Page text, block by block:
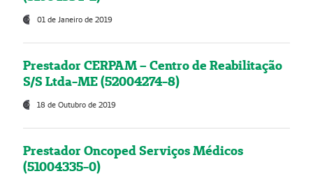
01 de Janeiro de 2019
Prestador CERPAM – Centro de Reabilitação
S/S Ltda-ME (52004274-8)
18 de Outubro de 2019
Prestador Oncoped Serviços Médicos
(51004335-0)